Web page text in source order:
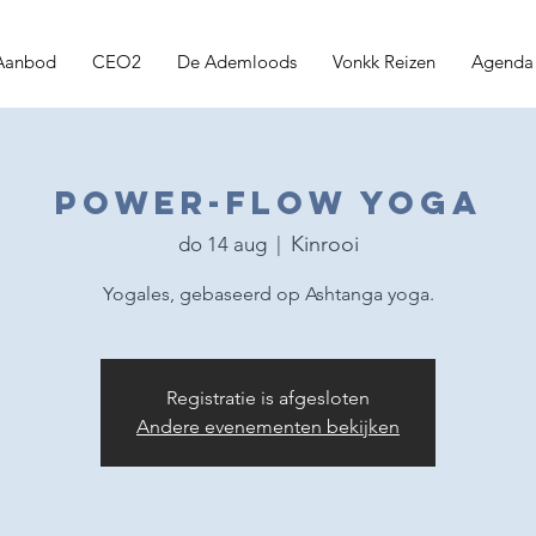
CEO2 De Ademloods Vonkk Reizen Agenda
Power-flow yoga
do 14 aug
  |
Kinrooi
Yogales, gebaseerd op Ashtanga yoga.
Registratie is afgesloten
Andere evenementen bekijken